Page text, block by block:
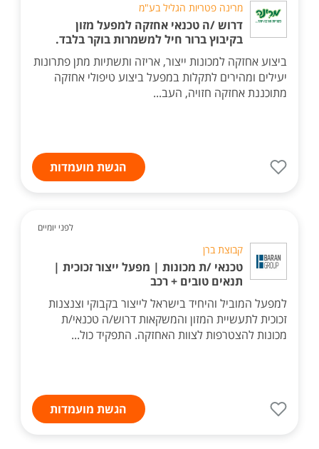
מרינה פטריות הגליל בע"מ
דרוש /ה טכנאי אחזקה למפעל מזון
בקיבוץ ברור חיל למשמרות בוקר בלבד.
ביצוע אחזקה למכונות ייצור, אריזה ותשתיות מתן פתרונות
יעילים ומהירים לתקלות במפעל ביצוע טיפולי אחזקה
מתוכננת אחזקה חזויה, העב...
הגשת מועמדות
לפני יומיים
קבוצת ברן
טכנאי /ת מכונות | מפעל ייצור זכוכית |
תנאים טובים + רכב
למפעל המוביל והיחיד בישראל לייצור בקבוקי וצנצנות
זכוכית לתעשיית המזון והמשקאות דרוש/ה טכנאי/ת
מכונות להצטרפות לצוות האחזקה. התפקיד כול...
הגשת מועמדות